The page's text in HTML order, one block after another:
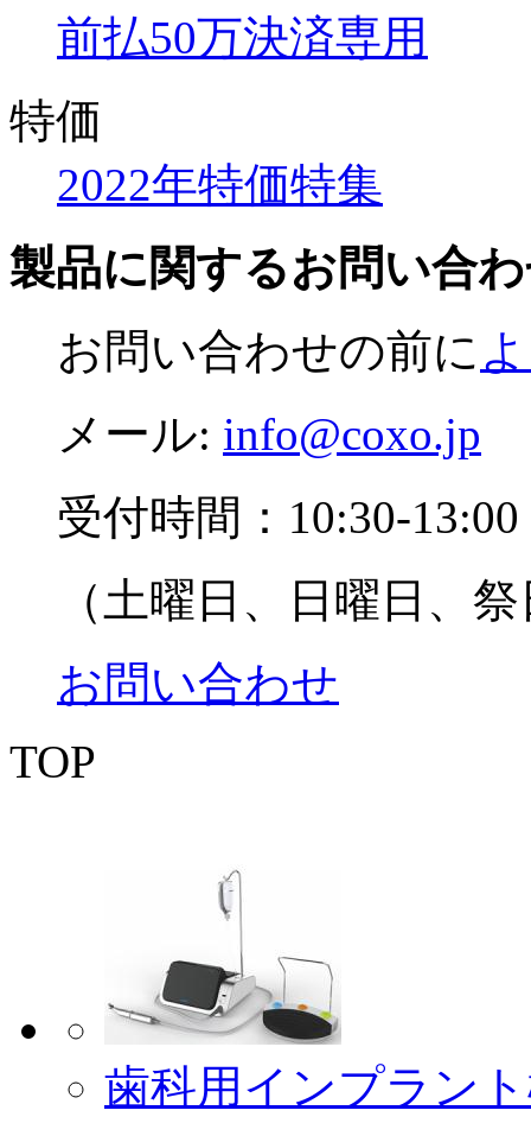
前払50万決済専用
特価
2022年特価特集
製品に関するお問い合
お問い合わせの前に
メール: info@coxo.jp
受付時間：10:30-13:00
（土曜日、日曜日、
お問い合わせ
TOP
歯科用インプラン